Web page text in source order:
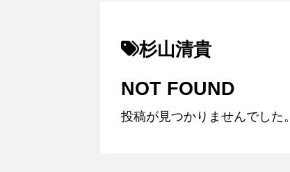
杉山清貴
NOT FOUND
投稿が見つかりませんでした。